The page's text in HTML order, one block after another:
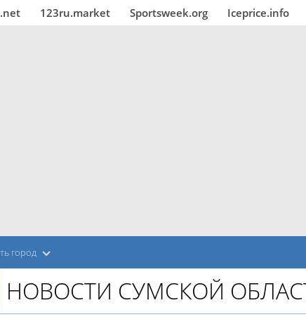
123ru.market Sportsweek.org Iceprice.info
город
НОВОСТИ СУМСКОЙ